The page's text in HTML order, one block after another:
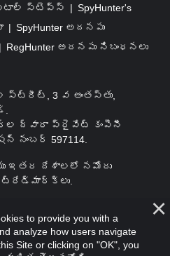
స్టెప్స్
SpyHunter's
SpyHunter అదనపు
RegHunter అదనపు నిబంధనలు
3 వ అంతస్తు,
ద్వారా ప్రైవేట్ కంపెనీ
597114.
ఇతర దేశాలలో నమోదు
ట్రేడ్‌మార్క్‌లు.
లిమిటెడ్. అన్ని హక్కులూ
to provide you with a
analyze how users navigate
Site or clicking on "OK", you